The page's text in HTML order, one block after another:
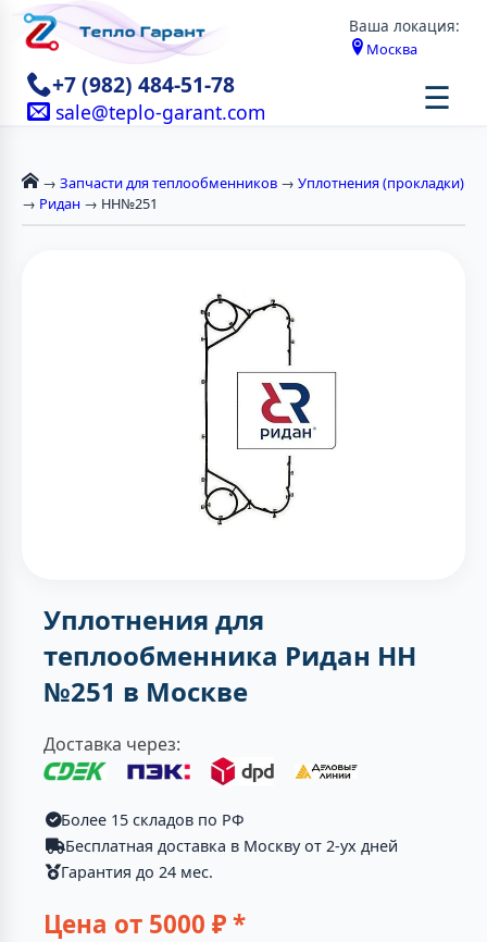
Ваша локация:
Москва
+7 (982) 484-51-78
sale@teplo-garant.com ☰
→ Запчасти для теплообменников → Уплотнения (прокладки)
→ Ридан → НН№251
Уплотнения для
теплообменника Ридан НН
№251 в Москве
Доставка через:
Более 15 складов по РФ
Бесплатная доставка в Москву от 2-ух дней
Гарантия до 24 мес.
Цена от 5000 ₽ *